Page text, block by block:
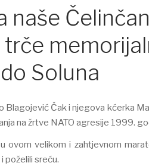
naše
Soluna
Blagojević Čak i njegova kćerka
na žrtve NATO agresije 1999.
ovom velikom i zahtjevnom
poželili sreću.